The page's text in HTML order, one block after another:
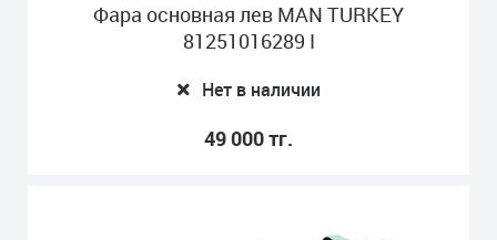
Фара основная лев MAN TURKEY
81251016289 I
Нет в наличии
49 000 тг.